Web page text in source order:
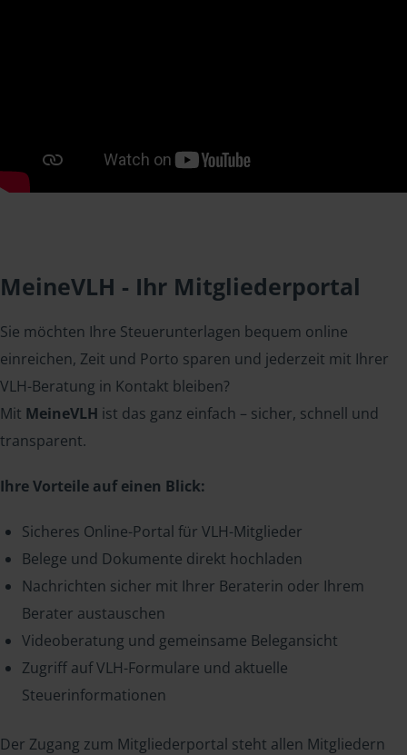
MeineVLH - Ihr Mitgliederportal
Sie möchten Ihre Steuerunterlagen bequem online
einreichen, Zeit und Porto sparen und jederzeit mit Ihrer
VLH-Beratung in Kontakt bleiben?
Mit MeineVLH ist das ganz einfach – sicher, schnell und
transparent.
Ihre Vorteile auf einen Blick:
Sicheres Online-Portal für VLH-Mitglieder
Belege und Dokumente direkt hochladen
Nachrichten sicher mit Ihrer Beraterin oder Ihrem
Berater austauschen
Videoberatung und gemeinsame Belegansicht
Zugriff auf VLH-Formulare und aktuelle
Steuerinformationen
Der Zugang zum Mitgliederportal steht allen Mitgliedern